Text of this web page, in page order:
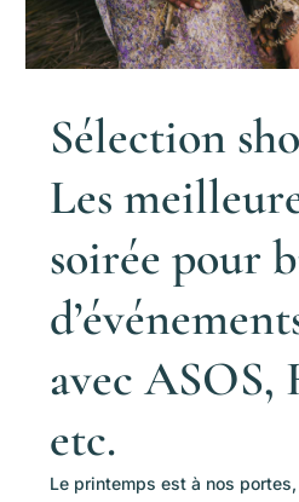
Sélection
Les
soirée pour
avec ASOS,
etc.
Le printemps est à nos